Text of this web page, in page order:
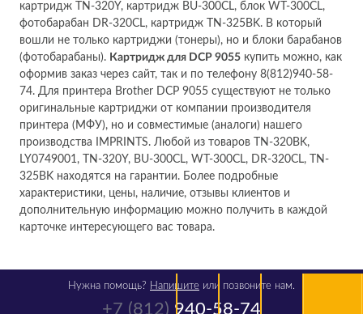
картридж TN-320Y, картридж BU-300CL, блок WT-300CL,
фотобарабан DR-320CL, картридж TN-325BK. В который
вошли не только картриджи (тонеры), но и блоки барабанов
(фотобарабаны). Картридж для DCP 9055 купить можно, как
оформив заказ через сайт, так и по телефону 8(812)940-58-
74. Для принтера Brother DCP 9055 существуют не только
оригинальные картриджи от компании производителя
принтера (МФУ), но и совместимые (аналоги) нашего
производства IMPRINTS. Любой из товаров TN-320BK,
LY0749001, TN-320Y, BU-300CL, WT-300CL, DR-320CL, TN-
325BK находятся на гарантии. Более подробные
характеристики, цены, наличие, отзывы клиентов и
дополнительную информацию можно получить в каждой
карточке интересующего вас товара.
+7 (812) 940-58-74
Нужна помощь? Напишите или позвоните нам.